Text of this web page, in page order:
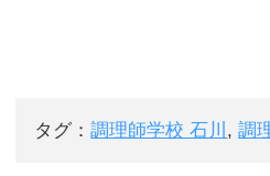
タグ：調理師学校 石川 ,調